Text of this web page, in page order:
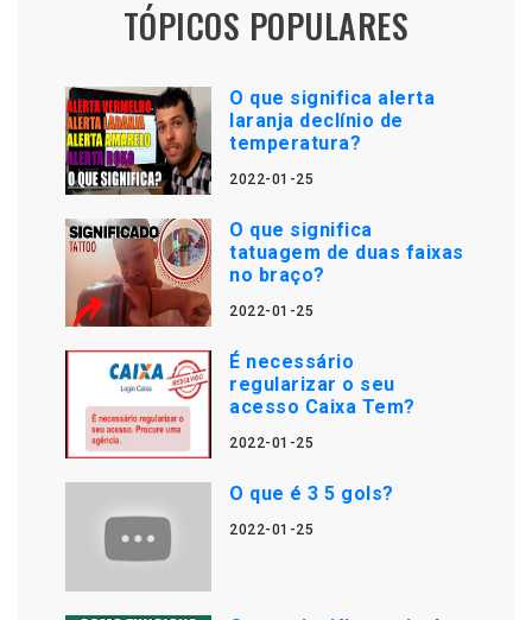
TÓPICOS POPULARES
O que significa alerta
laranja declínio de
temperatura?
2022-01-25
O que significa
tatuagem de duas faixas
no braço?
2022-01-25
É necessário
regularizar o seu
acesso Caixa Tem?
2022-01-25
O que é 3 5 gols?
2022-01-25